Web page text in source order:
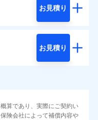
お見積り
お見積り
算であり、実際にご契約い
険会社によって補償内容や